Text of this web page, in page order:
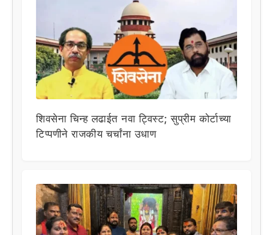
शिवसेना चिन्ह लढाईत नवा ट्विस्ट; सुप्रीम कोर्टाच्या
टिप्पणीने राजकीय चर्चांना उधाण